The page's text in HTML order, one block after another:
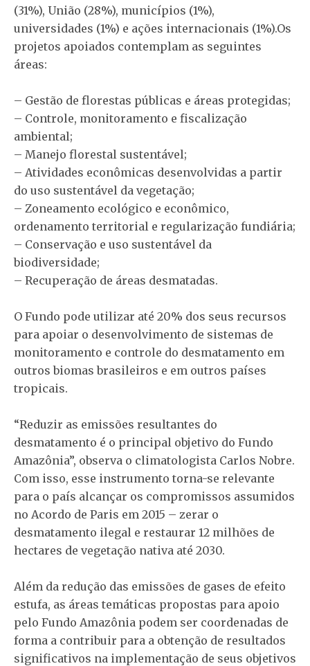
(31%), União (28%), municípios (1%),
universidades (1%) e ações internacionais (1%).Os
projetos apoiados contemplam as seguintes
áreas:
– Gestão de florestas públicas e áreas protegidas;
– Controle, monitoramento e fiscalização
ambiental;
– Manejo florestal sustentável;
– Atividades econômicas desenvolvidas a partir
do uso sustentável da vegetação;
– Zoneamento ecológico e econômico,
ordenamento territorial e regularização fundiária;
– Conservação e uso sustentável da
biodiversidade;
– Recuperação de áreas desmatadas.
O Fundo pode utilizar até 20% dos seus recursos
para apoiar o desenvolvimento de sistemas de
monitoramento e controle do desmatamento em
outros biomas brasileiros e em outros países
tropicais.
“Reduzir as emissões resultantes do
desmatamento é o principal objetivo do Fundo
Amazônia”, observa o climatologista Carlos Nobre.
Com isso, esse instrumento torna-se relevante
para o país alcançar os compromissos assumidos
no Acordo de Paris em 2015 – zerar o
desmatamento ilegal e restaurar 12 milhões de
hectares de vegetação nativa até 2030.
Além da redução das emissões de gases de efeito
estufa, as áreas temáticas propostas para apoio
pelo Fundo Amazônia podem ser coordenadas de
forma a contribuir para a obtenção de resultados
significativos na implementação de seus objetivos